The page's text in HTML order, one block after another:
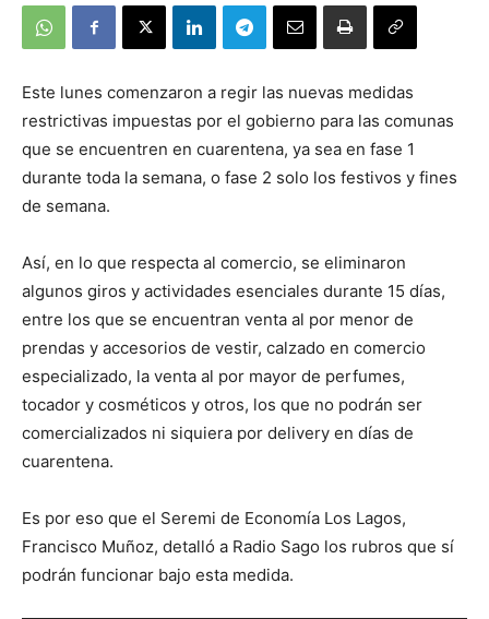
Este lunes comenzaron a regir las nuevas medidas
restrictivas impuestas por el gobierno para las comunas
que se encuentren en cuarentena, ya sea en fase 1
durante toda la semana, o fase 2 solo los festivos y fines
de semana.
Así, en lo que respecta al comercio, se eliminaron
algunos giros y actividades esenciales durante 15 días,
entre los que se encuentran venta al por menor de
prendas y accesorios de vestir, calzado en comercio
especializado, la venta al por mayor de perfumes,
tocador y cosméticos y otros, los que no podrán ser
comercializados ni siquiera por delivery en días de
cuarentena.
Es por eso que el Seremi de Economía Los Lagos,
Francisco Muñoz, detalló a Radio Sago los rubros que sí
podrán funcionar bajo esta medida.